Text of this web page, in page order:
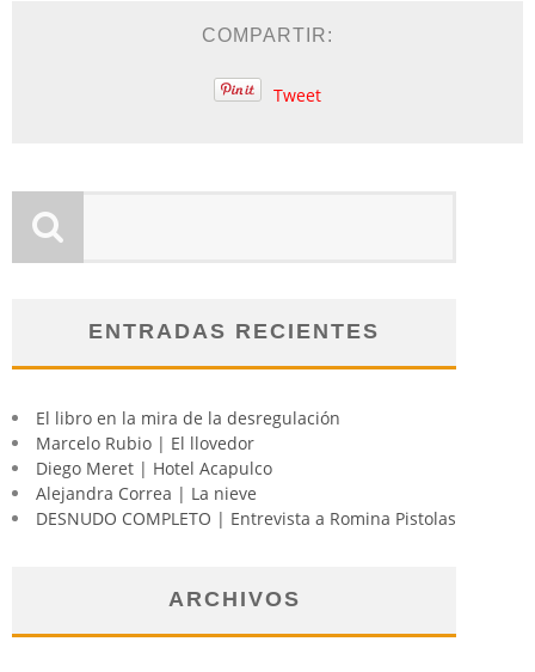
COMPARTIR:
Tweet
ENTRADAS RECIENTES
El libro en la mira de la desregulación
Marcelo Rubio | El llovedor
Diego Meret | Hotel Acapulco
Alejandra Correa | La nieve
DESNUDO COMPLETO | Entrevista a Romina Pistolas
ARCHIVOS